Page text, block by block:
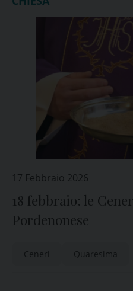
17 Febbraio 2026
18 febbraio: le
Pordenonese
Ceneri Quaresima